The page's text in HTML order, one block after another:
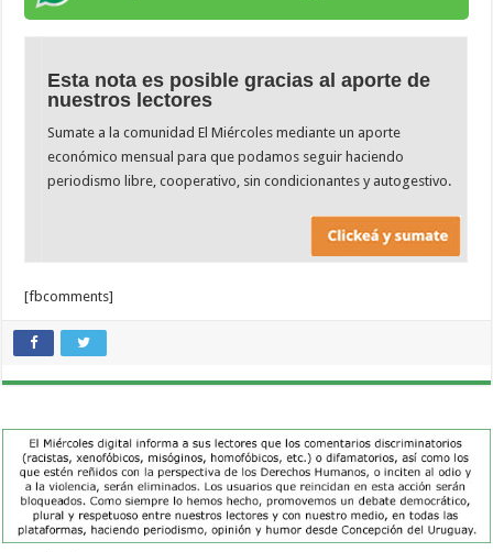
Esta nota es posible gracias al aporte de
nuestros lectores
Sumate a la comunidad El Miércoles mediante un aporte
económico mensual para que podamos seguir haciendo
periodismo libre, cooperativo, sin condicionantes y autogestivo.
[fbcomments]